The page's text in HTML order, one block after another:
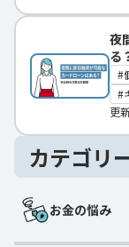
夜
る
更
カテゴリ
お金の悩み